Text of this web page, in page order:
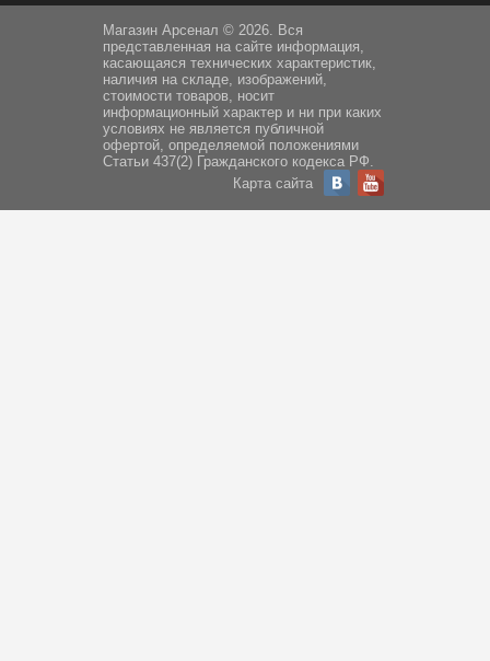
Магазин Арсенал © 2026. Вся
представленная на сайте информация,
касающаяся технических характеристик,
наличия на складе, изображений,
стоимости товаров, носит
информационный характер и ни при каких
условиях не является публичной
офертой, определяемой положениями
Статьи 437(2) Гражданского кодекса РФ.
Карта сайта